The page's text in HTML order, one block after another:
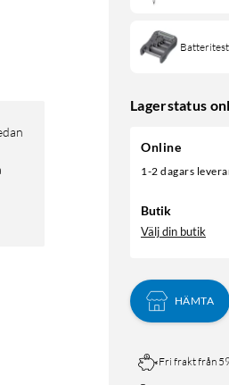
Lagerstatus
Online
1-2 dagars
Butik
Välj din butik
HÄMTA
Fri frakt från